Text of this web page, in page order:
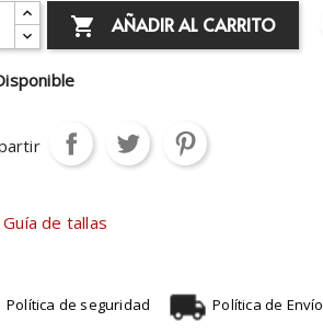
 AÑADIR AL CARRITO
Guía de tallas
Política de seguridad Política de Envío